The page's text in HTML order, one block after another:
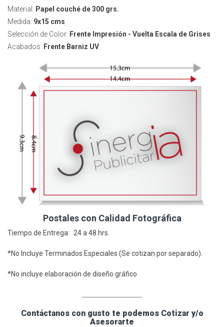
Material: Papel couché de 300 grs.
Medida: 9x15 cms
Selección de Color: Frente Impresión - Vuelta Escala de Grises
Acabados: Frente Barniz UV
Postales con Calidad Fotográfica
Tiempo de Entrega: 24 a 48 hrs.
*No Incluye Terminados Especiales (Se cotizan por separado).
*No incluye elaboración de diseño gráfico
Contáctanos con gusto te podemos Cotizar y/o
Asesorarte